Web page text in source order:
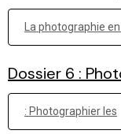
La photographie
Dossier 6 :
: Photographier les